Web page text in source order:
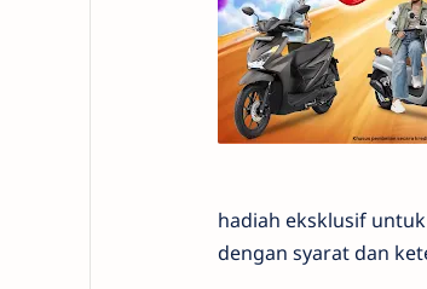
hadiah eksklusif
dengan syarat dan